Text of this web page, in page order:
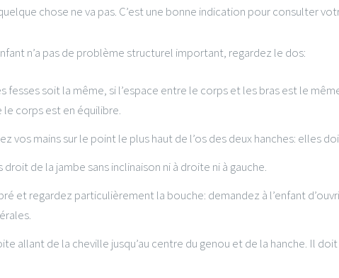
quelque chose ne va pas. C’est une bonne indication pour consulter
n’a pas de problème structurel important, regardez le dos:
fesses soit la même, si l’espace entre le corps et les bras est le
corps est en équilibre.
vos mains sur le point le plus haut de l’os des deux hanches: elles
de la jambe sans inclinaison ni à droite ni à gauche.
et regardez particulièrement la bouche: demandez à l’enfant
allant de la cheville jusqu’au centre du genou et de la hanche. Il